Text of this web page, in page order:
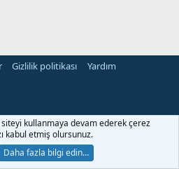
Gizlilik politikası
Yardım
siteyi kullanmaya devam ederek çerez
kabul etmiş olursunuz.
Daha fazla bilgi edin…